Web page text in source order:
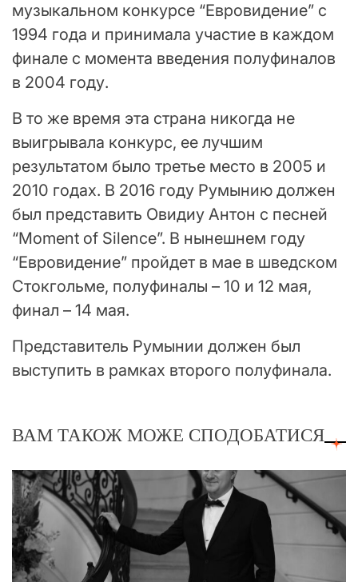
музыкальном конкурсе “Евровидение” с
1994 года и принимала участие в каждом
финале с момента введения полуфиналов
в 2004 году.
В то же время эта страна никогда не
выигрывала конкурс, ее лучшим
результатом было третье место в 2005 и
2010 годах. В 2016 году Румынию должен
был представить Овидиу Антон с песней
“Moment of Silence”. В нынешнем году
“Евровидение” пройдет в мае в шведском
Стокгольме, полуфиналы – 10 и 12 мая,
финал – 14 мая.
Представитель Румынии должен был
выступить в рамках второго полуфинала.
ВАМ ТАКОЖ МОЖЕ СПОДОБАТИСЯ